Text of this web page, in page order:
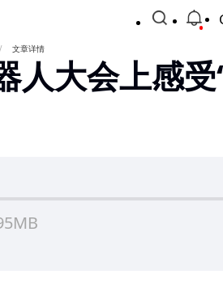
/ 文章详情
人大会上感